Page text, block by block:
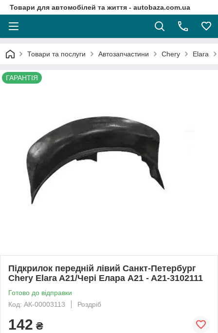
Товари для автомобілей та життя - autobaza.com.ua
Товари та послуги Автозапчастини Chery Elara
ГАРАНТІЯ
Підкрилок передній лівий Санкт-Петербург
Chery Elara A21/Чері Елара A21 - A21-3102111
Готово до відправки
Код: АК-00003113
Роздріб
142 ₴